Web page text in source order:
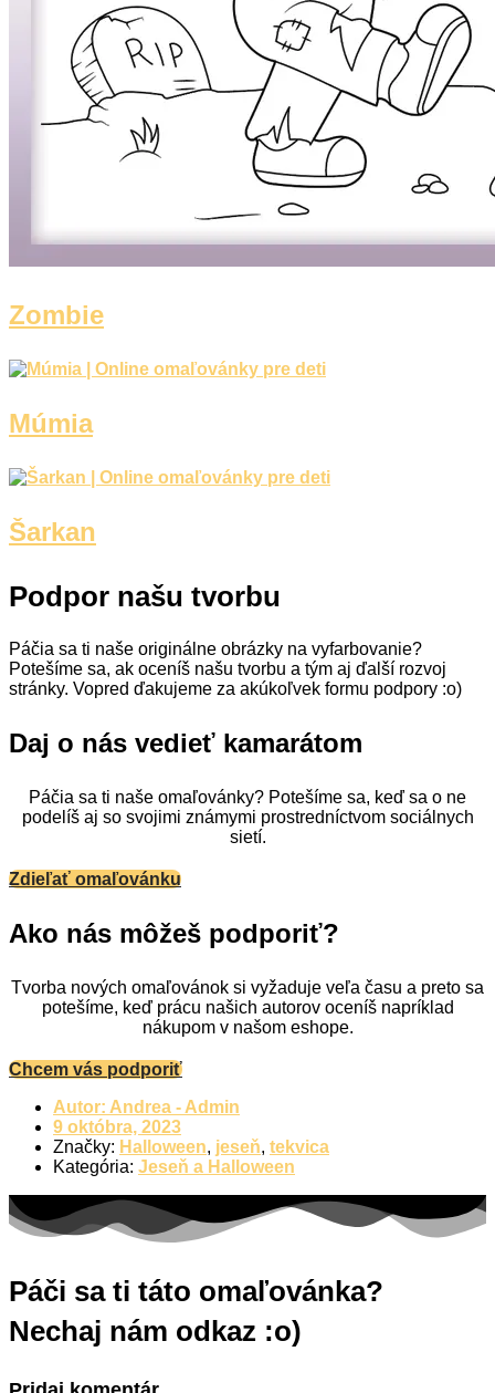
Zombie
Múmia
Šarkan
Podpor našu tvorbu
Páčia sa ti naše originálne obrázky na vyfarbovanie?
Potešíme sa, ak oceníš našu tvorbu a tým aj ďalší rozvoj
stránky. Vopred ďakujeme za akúkoľvek formu podpory :o)
Daj o nás vedieť kamarátom
Páčia sa ti naše omaľovánky? Potešíme sa, keď sa o ne
podelíš aj so svojimi známymi prostredníctvom sociálnych
sietí.
Zdieľať omaľovánku
Ako nás môžeš podporiť?
Tvorba nových omaľovánok si vyžaduje veľa času a preto sa
potešíme, keď prácu našich autorov oceníš napríklad
nákupom v našom eshope.
Chcem vás podporiť
Autor: Andrea - Admin
9 októbra, 2023
Značky: Halloween, jeseň, tekvica
Kategória: Jeseň a Halloween
Páči sa ti táto omaľovánka?
Nechaj nám odkaz :o)